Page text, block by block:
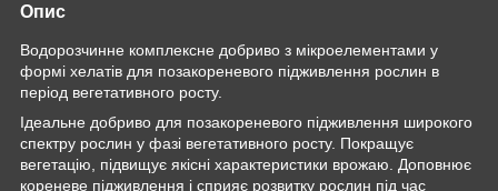
Опис
Водорозчинне комплексне добриво з мікроелементами у
формі хелатів для позакореневого підживлення рослин в
період вегетативного росту.
Ідеальне добриво для позакореневого підживлення широкого
спектру рослин у фазі вегетативного росту. Покращує
вегетацію, підвищує якісні характеристики врожаю. Доповнює
кореневе підживлення і сприяє розвитку рослин під час